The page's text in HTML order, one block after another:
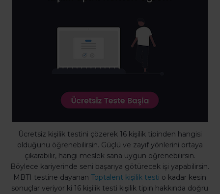
Ücretsiz kişilik testini çözerek 16 kişilik tipinden hangisi
olduğunu öğrenebilirsin. Güçlü ve zayıf yönlerini ortaya
çıkarabilir, hangi meslek sana uygun öğrenebilirsin.
Böylece kariyerinde seni başarıya götürecek işi yapabilirsin.
MBTI testine dayanan Toptalent kişilik testi o kadar kesin
sonuçlar veriyor ki 16 kişilik testi kişilik tipin hakkında doğru